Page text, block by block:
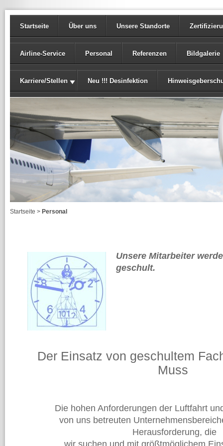
Startseite Über uns Unsere Standorte
Airline-Service Personal Referenzen Bildgalerie
Karriere/Stellen Neu !!! Desinfektion
Startseite > Personal
Unsere Mitarbeiter
geschult.
Der Einsatz von geschultem
Muss
Die hohen Anforderungen der Luftfahrt
von uns betreuten
Herausforderung, die
wir suchen und mit größtmöglichem